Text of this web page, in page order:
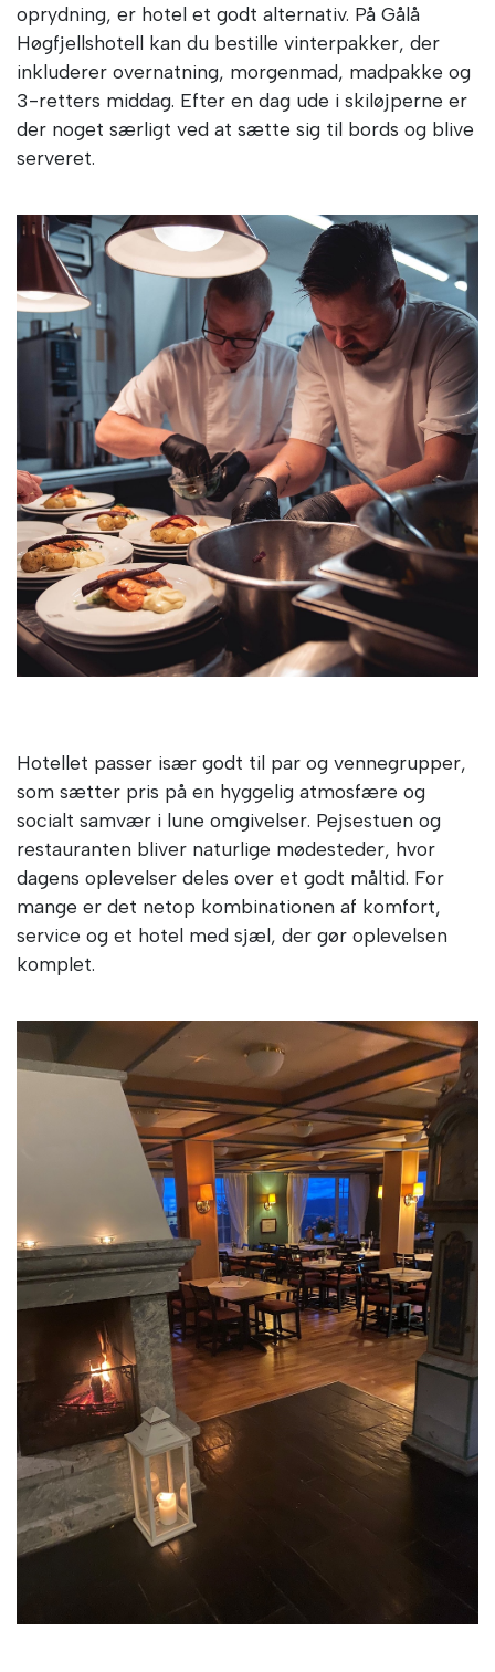
oprydning, er hotel et godt alternativ. På Gålå
Høgfjellshotell kan du bestille vinterpakker, der
inkluderer overnatning, morgenmad, madpakke og
3-retters middag. Efter en dag ude i skiløjperne er
der noget særligt ved at sætte sig til bords og blive
serveret.
Hotellet passer især godt til par og vennegrupper,
som sætter pris på en hyggelig atmosfære og
socialt samvær i lune omgivelser. Pejsestuen og
restauranten bliver naturlige mødesteder, hvor
dagens oplevelser deles over et godt måltid. For
mange er det netop kombinationen af komfort,
service og et hotel med sjæl, der gør oplevelsen
komplet.